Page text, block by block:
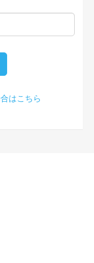
はこちら